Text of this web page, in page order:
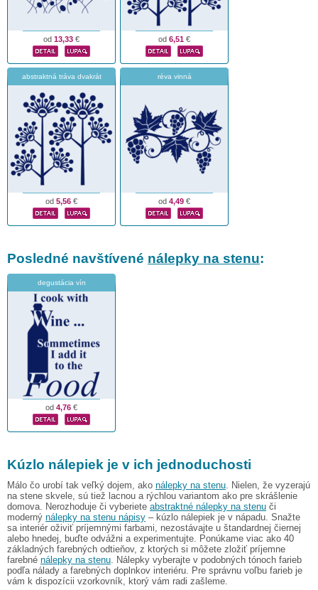
od 13,33 € od 6,51 €
abstraktná tráva dvakrát
od 5,56 €
réva vinná
od 4,49 €
Posledné navštívené nálepky na stenu:
degustácia vín
od 4,76 €
Kúzlo nálepiek je v ich jednoduchosti
Málo čo urobí tak veľký dojem, ako nálepky na stenu. Nielen, že vyzerajú
na stene skvele, sú tiež lacnou a rýchlou variantom ako pre skrášlenie
domova. Nerozhoduje či vyberiete abstraktné nálepky na stenu či
moderný nálepky na stenu nápisy – kúzlo nálepiek je v nápadu. Snažte
sa interiér oživiť príjemnými farbami, nezostávajte u štandardnej čiernej
alebo hnedej, buďte odvážni a experimentujte. Ponúkame viac ako 40
základných farebných odtieňov, z ktorých si môžete zložiť príjemne
farebné nálepky na stenu. Nálepky vyberajte v podobných tónoch farieb
podľa nálady a farebných doplnkov interiéru. Pre správnu voľbu farieb je
vám k dispozícii vzorkovník, ktorý vám radi zašleme.